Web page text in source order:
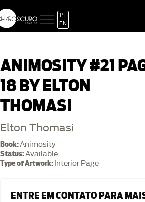
PT
EN
ANIMOSITY #21
18 BY ELTON
THOMASI
Elton Thomasi
Book:Animosity
Status:Available
Type of Artwork: Interior Page
ENTRE EM CONTATO PARA